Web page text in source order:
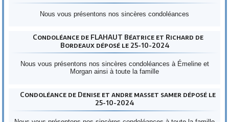
Nous vous présentons nos sincères condoléances
Condoléance de FLAHAUT Béatrice et Richard de
Bordeaux déposé le 25-10-2024
Nous vous présentons nos sincères condoléances à Émeline et
Morgan ainsi à toute la famille
Condoléance de Denise et andre masset samer déposé le
25-10-2024